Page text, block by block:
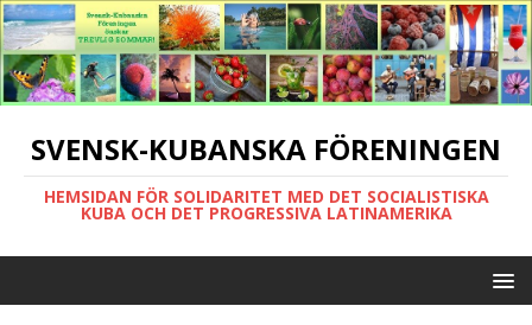
SVENSK-KUBANSKA FÖRENINGEN
HEMSIDAN FÖR SOLIDARITET MED DET SOCIALISTISKA
KUBA OCH DET PROGRESSIVA LATINAMERIKA